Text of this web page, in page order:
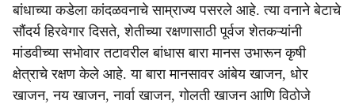
बांधाच्या कडेला कांदळवनाचे साम्राज्य पसरले आहे. त्या वनाने बेटाचे
सौंदर्य हिरवेगार दिसते, शेतीच्या रक्षणासाठी पूर्वज शेतकऱ्यांनी
मांडवीच्या सभोवार तटावरील बांधास बारा मानस उभारून कृषी
क्षेत्राचे रक्षण केले आहे. या बारा मानसावर आंबेय खाजन, धोर
खाजन, नय खाजन, नार्वा खाजन, गोलती खाजन आणि विठोजे